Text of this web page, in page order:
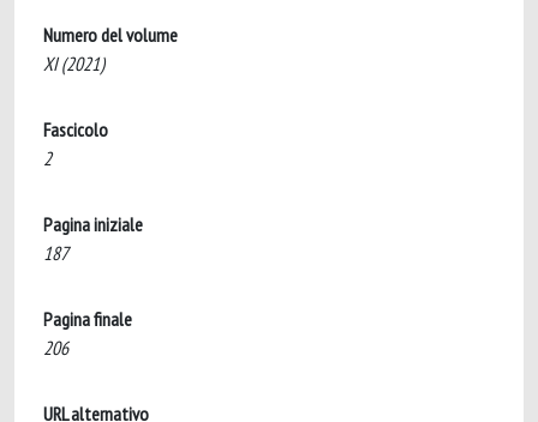
Numero del volume
XI (2021)
Fascicolo
2
Pagina iniziale
187
Pagina finale
206
URL alternativo